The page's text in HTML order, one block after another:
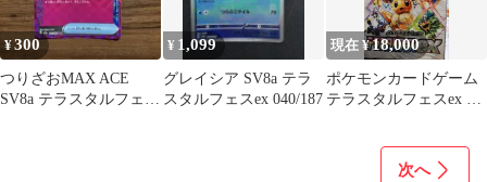
¥300
つりざおMAX ACE
SV8a テラスタルフェス
¥ 1,099
グレイシア SV8a テラ
スタルフェスex 040/187
現在 ¥18,000
ポケモンカードゲーム
テラスタルフェスex 未
次へ